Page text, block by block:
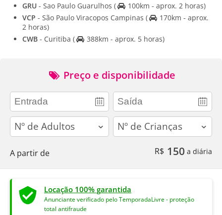
GRU - Sao Paulo Guarulhos (
100km - aprox. 2 horas)
VCP - São Paulo Viracopos Campinas (
170km - aprox.
2 horas)
CWB - Curitiba ( 388km - aprox. 5 horas)
Preço e disponibilidade
adults children
A partir de R$ 150 a diária
Locação 100% garantida
Anunciante verificado pelo TemporadaLivre - proteção
total antifraude